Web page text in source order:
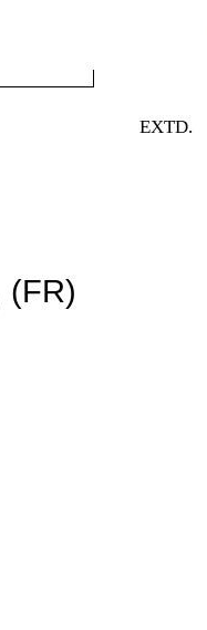
EXTD.
(FR)